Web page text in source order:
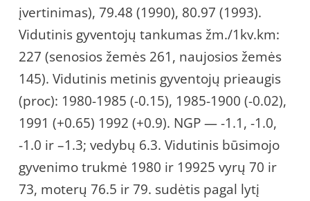
įvertinimas), 79.48 (1990), 80.97 (1993).
Vidutinis gyventojų tankumas žm./1kv.km:
227 (senosios žemės 261, naujosios žemės
145). Vidutinis metinis gyventojų prieaugis
(proc): 1980-1985 (-0.15), 1985-1900 (-0.02),
1991 (+0.65) 1992 (+0.9). NGP — -1.1, -1.0,
-1.0 ir –1.3; vedybų 6.3. Vidutinis būsimojo
gyvenimo trukmė 1980 ir 19925 vyrų 70 ir
73, moterų 76.5 ir 79. sudėtis pagal lytį